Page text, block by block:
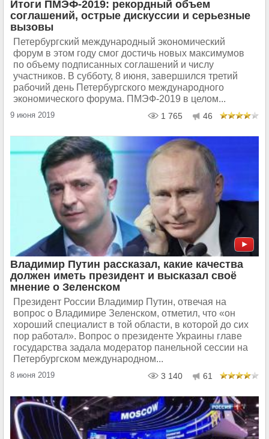
Итоги ПМЭФ-2019: рекордный объем
соглашений, острые дискуссии и серьезные
вызовы
Петербургский международный экономический
форум в этом году смог достичь новых максимумов
по объему подписанных соглашений и числу
участников. В субботу, 8 июня, завершился третий
рабочий день Петербургского международного
экономического форума. ПМЭФ-2019 в целом...
9 июня 2019 1 765 46
Владимир Путин рассказал, какие качества
должен иметь президент и высказал своё
мнение о Зеленском
Президент России Владимир Путин, отвечая на
вопрос о Владимире Зеленском, отметил, что «он
хороший специалист в той области, в которой до сих
пор работал». Вопрос о президенте Украины главе
государства задала модератор панельной сессии на
Петербургском международном...
8 июня 2019 3 140 61